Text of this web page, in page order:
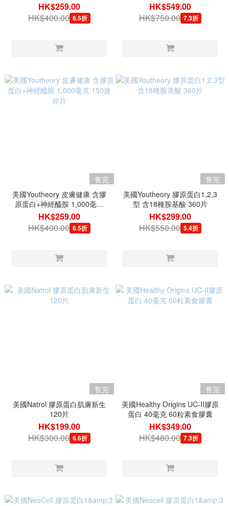
HK$259.00
HK$400.00 6.5折
HK$549.00
HK$750.00 7.3折
售完
美國Youtheory 皮膚健康 含膠
原蛋白+神經醯胺 1,000毫克
150迷你片
HK$259.00
HK$400.00 6.5折
售完
美國Youtheory 膠原蛋白1,2,3
型 含18種胺基酸 360片
HK$299.00
HK$550.00 5.4折
售完
美國Natrol 膠原蛋白肌膚新生
120片
HK$199.00
HK$300.00 6.6折
售完
美國Healthy Origins UC-II膠原
蛋白 40毫克 60粒素食膠囊
HK$349.00
HK$480.00 7.3折